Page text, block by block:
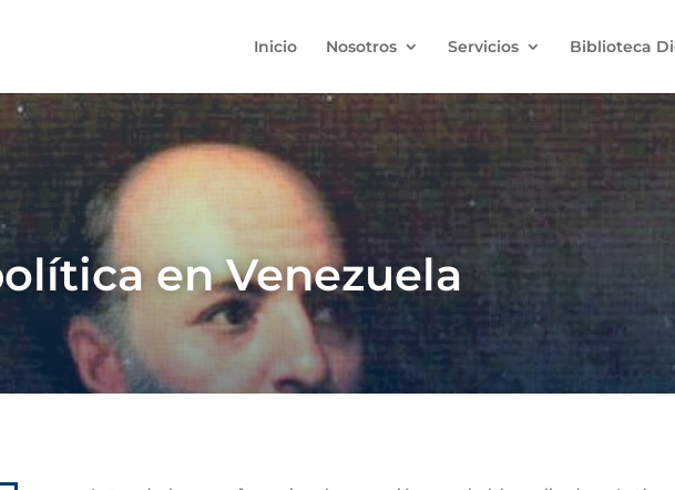
Inicio Nosotros Servicios Biblioteca
en Venezuela